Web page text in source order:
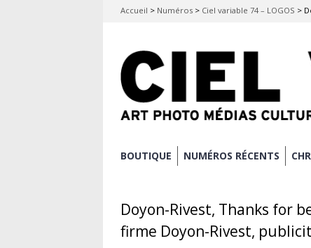
Accueil > Numéros > Ciel variable 74 – LOGOS >
Aller
principal
BOUTIQUE NUMÉROS RÉCENTS
Doyon-Rivest, Thanks for
firme Doyon-Rivest,